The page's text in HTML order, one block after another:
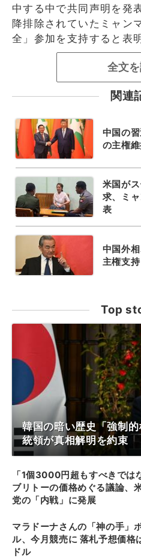
中する中で共同声明を発
降排除されていたミャン
全」参加を支持すると表
全文
関連
中国の
の主権維
米国が
求、ミ
表
中国外
主権支
Top
韓国の暗い歴史「強制
統領が真相解明を約束
「1個3000円超もすべきでは
ブリトーの価格めぐる議論、
党の「内戦」に発展
マラドーナさんの「神の手」
ル、今月競売に 落札予想価格
ドル